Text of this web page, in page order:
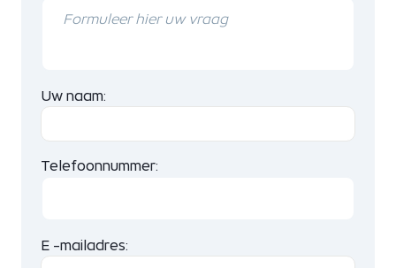
Uw naam:
Telefoonnummer:
E -mailadres: